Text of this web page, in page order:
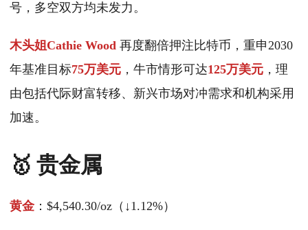
号，多空双方均未发力。
木头姐Cathie Wood 再度翻倍押注比特币，重申2030
年基准目标75万美元 ，牛市情形可达125万美元 ，理
由包括代际财富转移、新兴市场对冲需求和机构采用
加速。
🥇 贵金属
黄金 ：$4,540.30/oz（↓1.12%）